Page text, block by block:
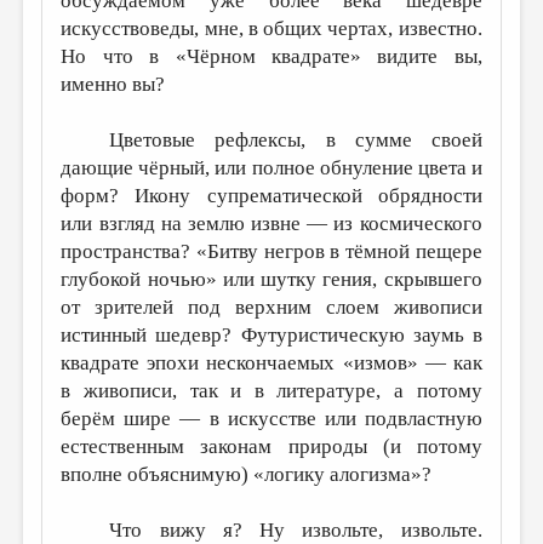
ОБЪЯВЛЕНИЯ
ОТ РЕДАКЦИИ
МАЛАЯ ПРОЗА
ЭССЕИСТИКА
ЛИТЕРАТУРОВЕДЕНИЕ
КУЛЬТУРОВЕДЕНИЕ
ПУБЛИЦИСТИКА
РЕЦЕНЗИРОВАНИЕ
ЦИКЛЫ ПУБЛИКАЦИЙ
искусствоведы, мне, в общих чертах, известно.
Но что в «Чёрном квадрате» видите вы,
именно вы?
Цветовые рефлексы, в сумме своей
дающие чёрный, или полное обнуление цвета и
форм? Икону супрематической обрядности
или взгляд на землю извне — из космического
пространства? «Битву негров в тёмной пещере
глубокой ночью» или шутку гения, скрывшего
от зрителей под верхним слоем живописи
истинный шедевр? Футуристическую заумь в
квадрате эпохи нескончаемых «измов» — как
в живописи, так и в литературе, а потому
берём шире — в искусстве или подвластную
естественным законам природы (и потому
вполне объяснимую) «логику алогизма»?
Что вижу я? Ну извольте, извольте.